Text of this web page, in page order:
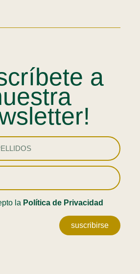
a
la Política de Privacidad
suscribirse